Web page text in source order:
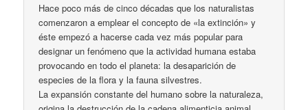
Hace poco más de cinco décadas que los naturalistas
comenzaron a emplear el concepto de «la extinción» y
éste empezó a hacerse cada vez más popular para
designar un fenómeno que la actividad humana estaba
provocando en todo el planeta: la desaparición de
especies de la flora y la fauna silvestres.
La expansión constante del humano sobre la naturaleza,